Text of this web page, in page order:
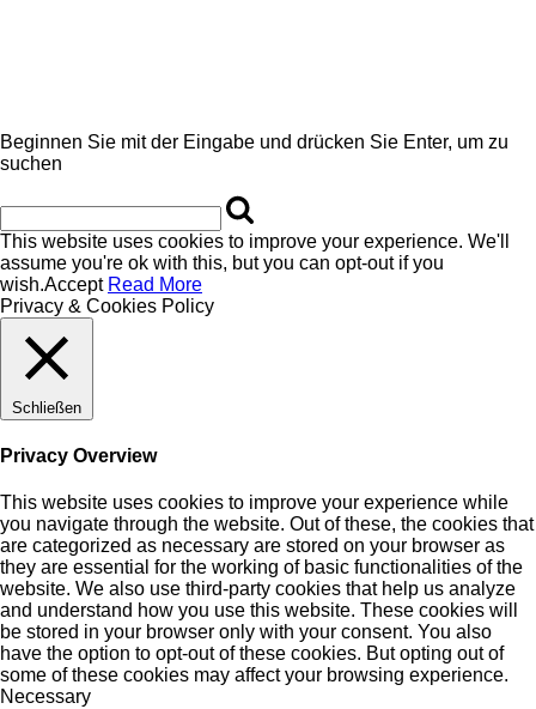
Beginnen Sie mit der Eingabe und drücken Sie Enter, um zu
suchen
This website uses cookies to improve your experience. We'll
assume you're ok with this, but you can opt-out if you
wish.Accept Read More
Privacy & Cookies Policy
Schließen
Privacy Overview
This website uses cookies to improve your experience while
you navigate through the website. Out of these, the cookies that
are categorized as necessary are stored on your browser as
they are essential for the working of basic functionalities of the
website. We also use third-party cookies that help us analyze
and understand how you use this website. These cookies will
be stored in your browser only with your consent. You also
have the option to opt-out of these cookies. But opting out of
some of these cookies may affect your browsing experience.
Necessary